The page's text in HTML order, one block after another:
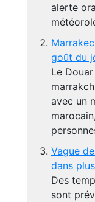
alerte
goût du
Le
avec un
Vague
dans
Des
sont